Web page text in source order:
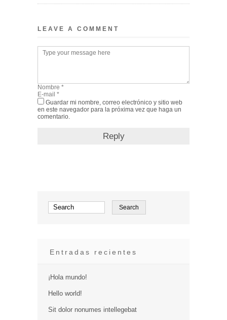
LEAVE A COMMENT
Guardar mi nombre, correo electrónico y sitio web
en este navegador para la próxima vez que haga un
comentario.
Entradas recientes
¡Hola mundo!
Hello world!
Sit dolor nonumes intellegebat